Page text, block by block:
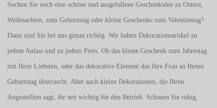
Suchen Sie noch eine schöne und ausgefallene Geschenkidee zu Ostern,
Weihnachten, zum Geburtstag oder kleine Geschenke zum Valentinstag?
Dann sind Sie bei uns genau richtig. Wir haben Dekorationsartikel zu
jedem Anlass und zu jedem Preis. Ob das kleine Geschenk zum Jahrestag
mit Ihrer Liebsten, oder das dekorative Element das Ihre Frau an Ihrem
Geburtstag überrascht. Aber auch kleine Dekorationen, die Ihren
Angestellten sagt, ihr seit wichtig für den Betrieb. Schauen Sie ruhig